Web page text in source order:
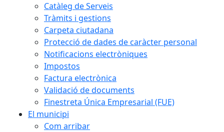
Catàleg de Serveis
Tràmits i gestions
Carpeta ciutadana
Protecció de dades de caràcter personal
Notificacions electròniques
Impostos
Factura electrònica
Validació de documents
Finestreta Única Empresarial (FUE)
El municipi
Com arribar